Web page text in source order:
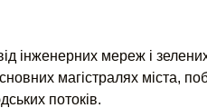
інженерних мереж і
магістралях міста,
потоків.